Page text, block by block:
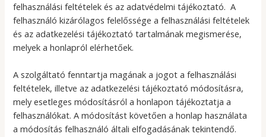
felhasználási feltételek és az adatvédelmi tájékoztató. A
felhasználó kizárólagos felelőssége a felhasználási feltételek
és az adatkezelési tájékoztató tartalmának megismerése,
melyek a honlapról elérhetőek.
A szolgáltató fenntartja magának a jogot a felhasználási
feltételek, illetve az adatkezelési tájékoztató módosításra,
mely esetleges módosításról a honlapon tájékoztatja a
felhasználókat. A módosítást követően a honlap használata
a módosítás felhasználó általi elfogadásának tekintendő.